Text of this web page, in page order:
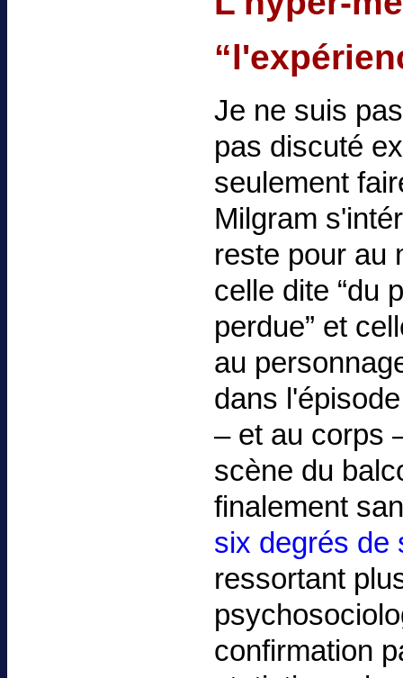
Je ne suis
pas discuté
seulement
Milgram
reste pour au
celle dite “du
perdue” et
au
dans
– et au corps
scène du
finalement
six degrés de
ressortant
confirmation